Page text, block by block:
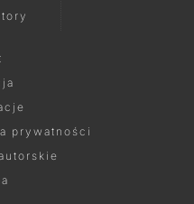
prywatności